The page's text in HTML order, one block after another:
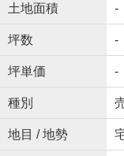
土地面積 -
坪数 -
坪単価 -
種別
地目 / 地勢